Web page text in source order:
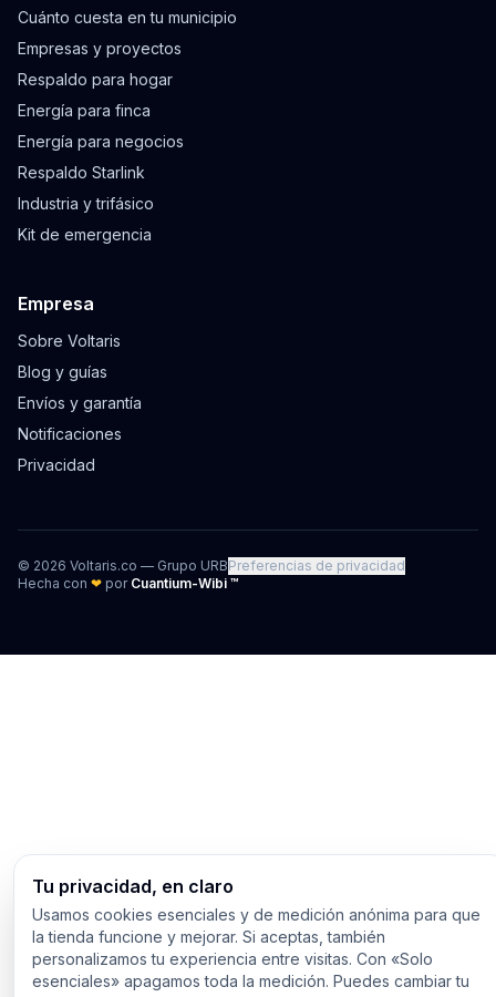
Tu privacidad, en claro
Usamos cookies esenciales y de medición anónima para que
la tienda funcione y mejorar. Si aceptas, también
personalizamos tu experiencia entre visitas. Con «Solo
esenciales» apagamos toda la medición. Puedes cambiar tu
Cuánto cuesta en tu municipio
Empresas y proyectos
Respaldo para hogar
Energía para finca
Energía para negocios
Respaldo Starlink
Industria y trifásico
Kit de emergencia
Empresa
Sobre Voltaris
Blog y guías
Envíos y garantía
Notificaciones
Privacidad
© 2026 Voltaris.co — Grupo URBPreferencias de privacidad
Hecha con ❤ por Cuantium-Wibi ™